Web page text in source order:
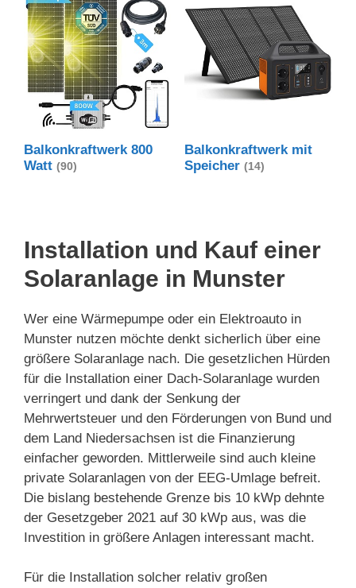
Balkonkraftwerk 800
Watt (90)
Balkonkraftwerk mit
Speicher (14)
Installation und Kauf einer
Solaranlage in Munster
Wer eine Wärmepumpe oder ein Elektroauto in
Munster nutzen möchte denkt sicherlich über eine
größere Solaranlage nach. Die gesetzlichen Hürden
für die Installation einer Dach-Solaranlage wurden
verringert und dank der Senkung der
Mehrwertsteuer und den Förderungen von Bund und
dem Land Niedersachsen ist die Finanzierung
einfacher geworden. Mittlerweile sind auch kleine
private Solaranlagen von der EEG-Umlage befreit.
Die bislang bestehende Grenze bis 10 kWp dehnte
der Gesetzgeber 2021 auf 30 kWp aus, was die
Investition in größere Anlagen interessant macht.
Für die Installation solcher relativ großen